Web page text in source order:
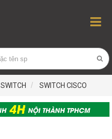
SWITCH SWITCH CISCO